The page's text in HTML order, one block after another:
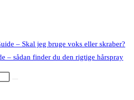
– Skal jeg bruge voks eller skraber?
– sådan finder du den rigtige hårspray